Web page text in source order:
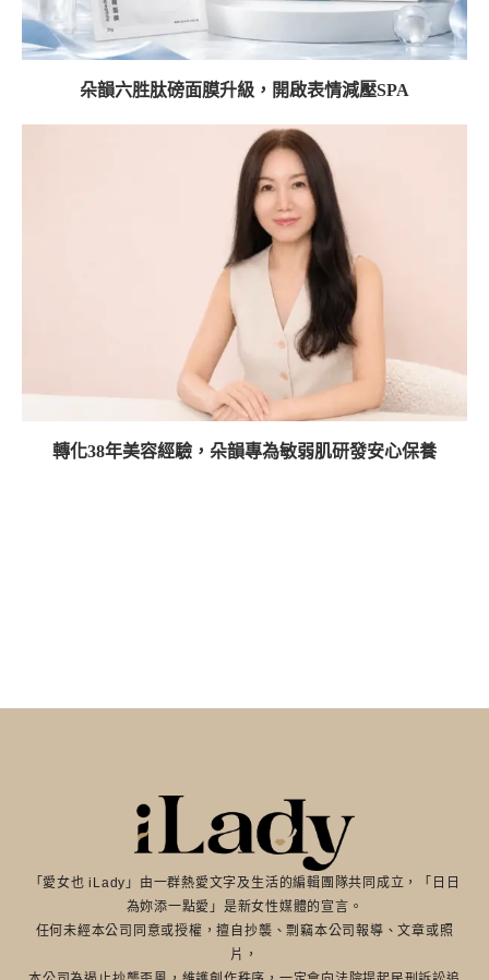
朵韻六胜肽磅面膜升級，開啟表情減壓SPA
轉化38年美容經驗，朵韻專為敏弱肌研發安心保養
「愛女也 iLady」由一群熱愛文字及生活的編輯團隊共同成立，「日日
為妳添一點愛」是新女性媒體的宣言。
任何未經本公司同意或授權，擅自抄襲、剽竊本公司報導、文章或照
片，